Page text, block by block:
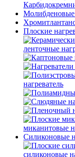
Молибденовые
Плоские
ленточные
нагреватель
миканитовые
Силиконовые
силиконовые